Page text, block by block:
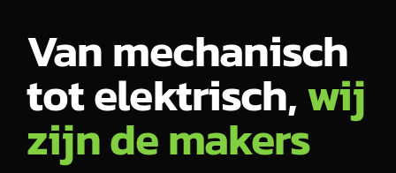
Van mechanisch
tot elektrisch,wij
zijn de makers